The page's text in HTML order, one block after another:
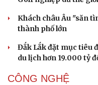
ca từ chốn ngục tù
Hoa hậu Thế giới Miss
Ninh ngày 11/8
Ngoại giao văn hóa
Nam - Tanzania
Huế: Nhà Moong